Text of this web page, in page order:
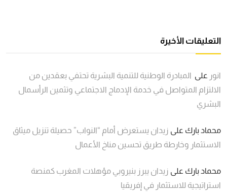
التعليقات الأخيرة
انور على المبادرة الوطنية للتنمية البشرية تحتفي بعقدين من
الالتزام المتواصل في خدمة الإدماج الاجتماعي وتثمين الرأسمال
البشري
محماد بارك على زيدان يستعرض أمام “النواب” حصيلة تنزيل ميثاق
الاستثمار وخارطة طريق تحسين مناخ الأعمال
محماد بارك على زيدان يبرز بنيروبي مؤهلات المغرب كمنصة
استراتيجية للاستثمار في إفريقيا